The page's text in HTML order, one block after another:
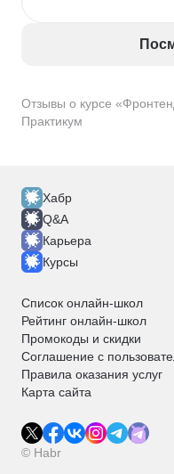
Отзывы о курсе
Практикум
Хабр
Q&A
Карьера
Курсы
Список онлайн-школ
Рейтинг онлайн-школ
Промокоды и скидки
Соглашение с
Правила оказания услуг
Карта сайта
© Habr